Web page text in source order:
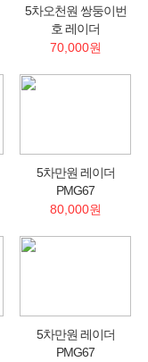
5차오천원 쌍둥이번
호 레이더
70,000원
5차만원 레이더
PMG67
80,000원
5차만원 레이더
PMG67